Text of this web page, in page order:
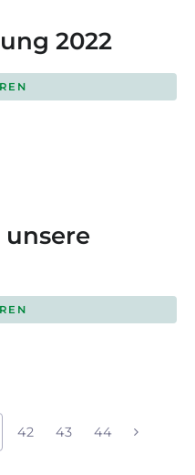
2022
unsere
42 43 44